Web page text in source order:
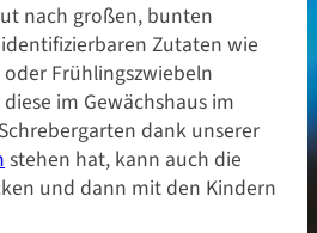
nach großen, bunten
Zutaten wie
Frühlingszwiebeln
im Gewächshaus im
dank unserer
stehen hat, kann auch die
und dann mit den Kindern